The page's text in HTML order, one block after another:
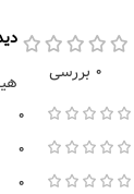
0 بررسی
0
0
0